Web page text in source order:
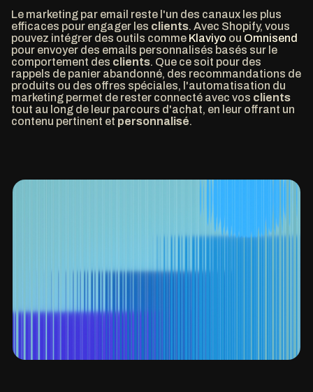
Le marketing par email reste l'un des canaux les plus
efficaces pour engager les clients. Avec Shopify, vous
pouvez intégrer des outils comme Klaviyo ou Omnisend
pour envoyer des emails personnalisés basés sur le
comportement des clients. Que ce soit pour des
rappels de panier abandonné, des recommandations de
produits ou des offres spéciales, l'automatisation du
marketing permet de rester connecté avec vos clients
tout au long de leur parcours d'achat, en leur offrant un
contenu pertinent et personnalisé.